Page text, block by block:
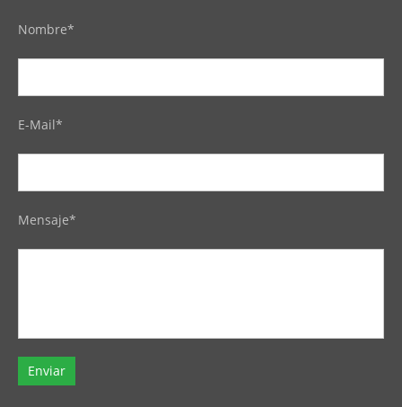
Nombre*
E-Mail*
Mensaje*